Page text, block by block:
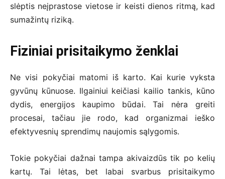
slėptis neįprastose vietose ir keisti dienos ritmą, kad
sumažintų riziką.
Fiziniai prisitaikymo ženklai
Ne visi pokyčiai matomi iš karto. Kai kurie vyksta
gyvūnų kūnuose. Ilgainiui keičiasi kailio tankis, kūno
dydis, energijos kaupimo būdai. Tai nėra greiti
procesai, tačiau jie rodo, kad organizmai ieško
efektyvesnių sprendimų naujomis sąlygomis.
Tokie pokyčiai dažnai tampa akivaizdūs tik po kelių
kartų. Tai lėtas, bet labai svarbus prisitaikymo